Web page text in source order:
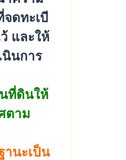
ดทะเบี
และให้
นินการ
ที่ดินให้
ตาม
านะเป็น